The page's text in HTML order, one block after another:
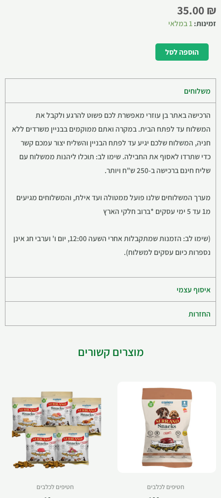
35.00₪
זמינות: 1 במלאי
הוספה לסל
משלוחים
הרכישה באתר בן עוזרי מאפשרת לכם פשוט להרגע ולקבל את
המשלוח עד לפתח הבית. במקרה ואתם ממוקמים בבניין משרדים ללא
חניה, המשלוח שלכם יגיע עד לפתח הבניין והשליח יצור עמכם קשר
כדי שתרדו לאסוף את החבילה. שימו לב: תוכלו ליהנות ממשלוח עם
שליח חינם ברכישה ב-250 ש"ח ויותר.
מערך המשלוחים שלנו פועל ממטולה ועד אילת, והמשלוחים מגיעים
מ1 עד 5 ימי עסקים *ברוב חלקי הארץ
(שימו לב: הזמנות שמתקבלות אחרי השעה 12:00, יום ו' וערבי חג אינן
נספרות כיום עסקים למשלוח).
איסוף עצמי
החזרות
מוצרים קשורים
חטיפים לכלבים חטיפים לכלבים